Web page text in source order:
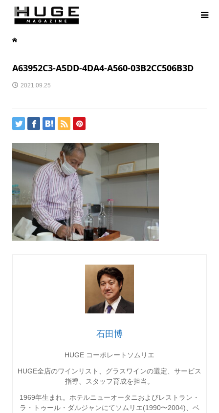
A63952C3-A5DD-4DA4-A560-03B2CC506B3D
2021.09.25
石田博
HUGE コーポレートソムリエ
HUGE全店のワインリスト、グラスワインの選定、サービス
指導、スタッフ育成を担当。
1969年生まれ。ホテルニューオータニおよびレストラン・
ラ・トゥール・ダルジャンにてソムリエ(1990〜2004)、ベ